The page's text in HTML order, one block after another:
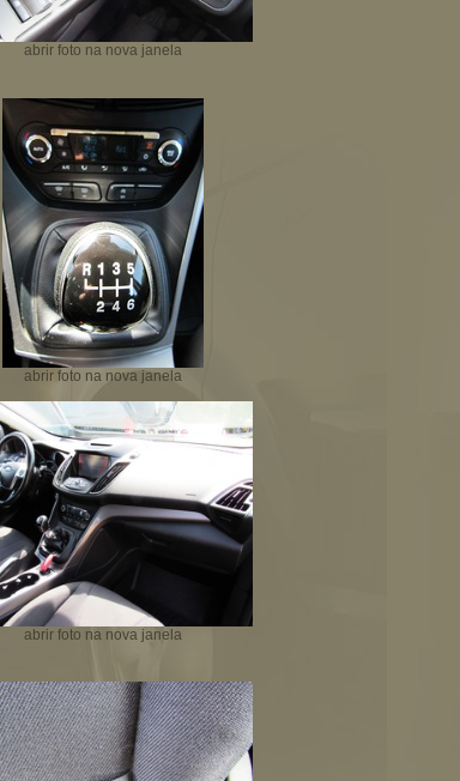
abrir foto na nova janela
abrir foto na nova janela
abrir foto na nova janela